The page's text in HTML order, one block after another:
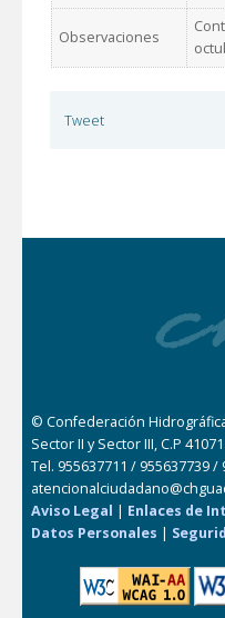
Observaciones
Tweet
© Confederación
Sector II y Sector III, C.P
Tel. 955637711 / 955637739 /
Aviso Legal | Enlaces de
Datos Personales |